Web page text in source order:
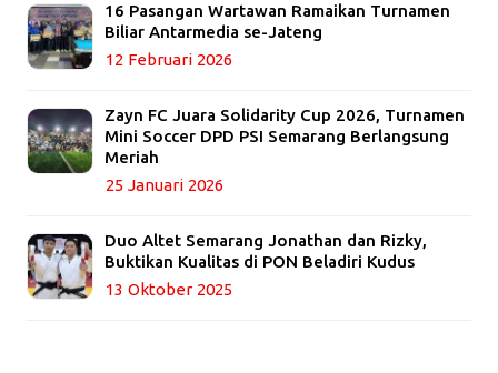
16 Pasangan Wartawan Ramaikan Turnamen
Biliar Antarmedia se-Jateng
12 Februari 2026
Zayn FC Juara Solidarity Cup 2026, Turnamen
Mini Soccer DPD PSI Semarang Berlangsung
Meriah
25 Januari 2026
Duo Altet Semarang Jonathan dan Rizky,
Buktikan Kualitas di PON Beladiri Kudus
13 Oktober 2025